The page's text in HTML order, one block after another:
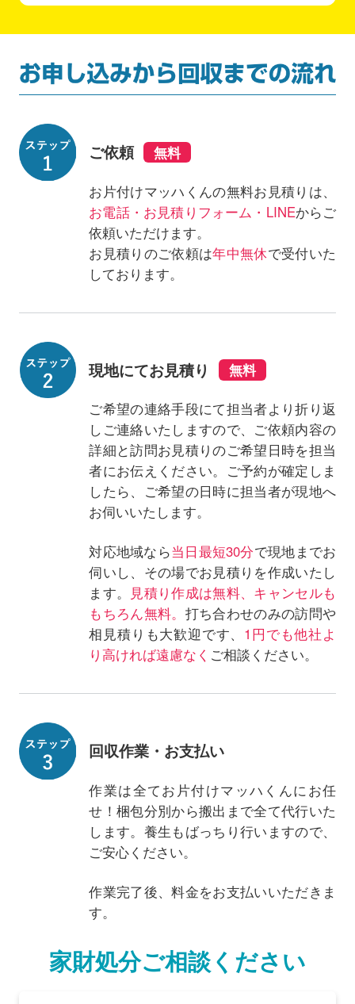
ご依頼
お片付けマッハくんの無料お見積りは、
お電話・お見積りフォーム・LINEからご
依頼いただけます。
お見積りのご依頼は年中無休で受付いた
しております。
現地にてお見積り
ご希望の連絡手段にて担当者より折り返
しご連絡いたしますので、ご依頼内容の
詳細と訪問お見積りのご希望日時を担当
者にお伝えください。ご予約が確定しま
したら、ご希望の日時に担当者が現地へ
お伺いいたします。
対応地域なら当日最短30分で現地までお
伺いし、その場でお見積りを作成いたし
ます。 見積り作成は無料、キャンセルも
もちろん無料。 打ち合わせのみの訪問や
相見積りも大歓迎です、 1円でも他社よ
り高ければ遠慮なく ご相談ください。
回収作業・お支払い
作業は全てお片付けマッハくんにお任
せ！梱包分別から搬出まで全て代行いた
します。養生もばっちり行いますので、
ご安心ください。
作業完了後、料金をお支払いいただきま
す。
家財処分ご相談ください